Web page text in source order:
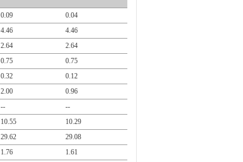
0.09
0.04
4.46
4.46
2.64
2.64
0.75
0.75
0.32
0.12
2.00
0.96
--
--
10.55
10.29
29.62
29.08
1.76
1.61